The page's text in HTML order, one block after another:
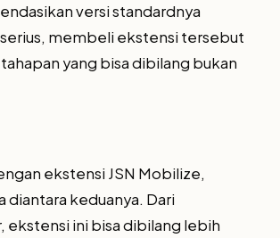
versi standardnya
serius, membeli ekstensi tersebut
yang bisa dibilang bukan
ekstensi JSN Mobilize,
keduanya. Dari
ekstensi ini bisa dibilang lebih